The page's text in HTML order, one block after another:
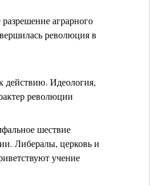
аграрного
революция в
действию. Идеология,
революции
шествие
Либералы, церковь и
учение